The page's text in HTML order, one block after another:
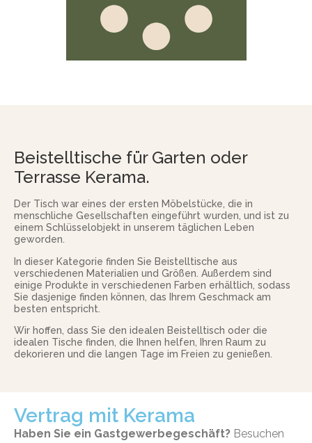
Beistelltische für Garten oder
Terrasse Kerama.
Der Tisch war eines der ersten Möbelstücke, die in
menschliche Gesellschaften eingeführt wurden, und ist zu
einem Schlüsselobjekt in unserem täglichen Leben
geworden.
In dieser Kategorie finden Sie Beistelltische aus
verschiedenen Materialien und Größen. Außerdem sind
einige Produkte in verschiedenen Farben erhältlich, sodass
Sie dasjenige finden können, das Ihrem Geschmack am
besten entspricht.
Wir hoffen, dass Sie den idealen Beistelltisch oder die
idealen Tische finden, die Ihnen helfen, Ihren Raum zu
dekorieren und die langen Tage im Freien zu genießen.
Vertrag mit Kerama
Haben Sie ein Gastgewerbegeschäft? Besuchen